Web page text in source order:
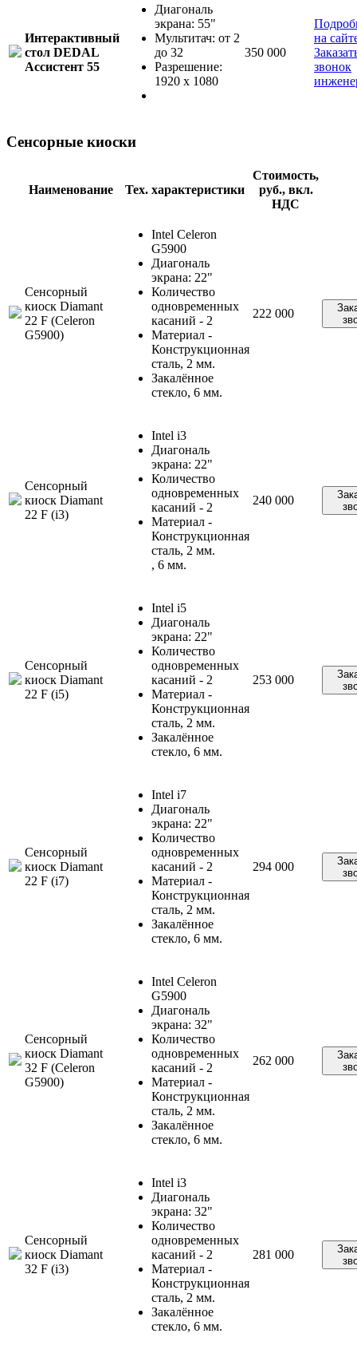
Интерактивный
стол DEDAL
Ассистент 55
Диагональ
экрана: 55"
Мультитач: от 2
до 32
Разрешение:
1920 x 1080
350 000
на
звонок
Сенсорные киоски
Наименование Тех. характеристики
Стоимость,
руб., вкл.
НДС
Сенсорный
киоск Diamant
22 F (Celeron
G5900)
Intel Celeron
G5900
Диагональ
экрана: 22"
Количество
одновременных
касаний - 2
Материал -
Конструкционная
сталь, 2 мм.
Закалённое
стекло, 6 мм.
222 000
Сенсорный
киоск Diamant
22 F (i3)
Intel i3
Диагональ
экрана: 22"
Количество
одновременных
касаний - 2
Материал -
Конструкционная
сталь, 2 мм.
, 6 мм.
240 000
Сенсорный
киоск Diamant
22 F (i5)
Intel i5
Диагональ
экрана: 22"
Количество
одновременных
касаний - 2
Материал -
Конструкционная
сталь, 2 мм.
Закалённое
стекло, 6 мм.
253 000
Сенсорный
киоск Diamant
22 F (i7)
Intel i7
Диагональ
экрана: 22"
Количество
одновременных
касаний - 2
Материал -
Конструкционная
сталь, 2 мм.
Закалённое
стекло, 6 мм.
294 000
Сенсорный
киоск Diamant
32 F (Celeron
G5900)
Intel Celeron
G5900
Диагональ
экрана: 32"
Количество
одновременных
касаний - 2
Материал -
Конструкционная
сталь, 2 мм.
Закалённое
стекло, 6 мм.
262 000
Сенсорный
киоск Diamant
32 F (i3)
Intel i3
Диагональ
экрана: 32"
Количество
одновременных
касаний - 2
Материал -
Конструкционная
сталь, 2 мм.
Закалённое
стекло, 6 мм.
281 000